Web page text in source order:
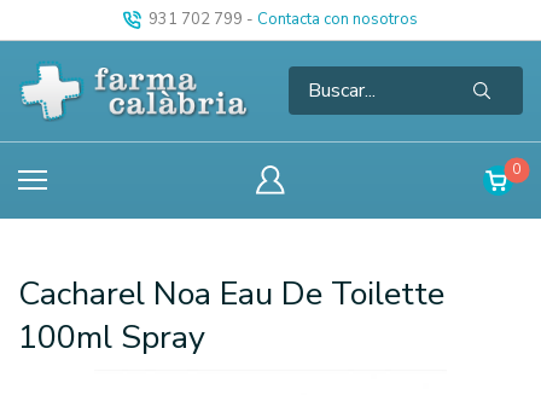
931 702 799 - Contacta con nosotros
0
Cacharel Noa Eau De Toilette
100ml Spray